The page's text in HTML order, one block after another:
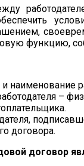
функцию,
наименование
–
договора.
договор